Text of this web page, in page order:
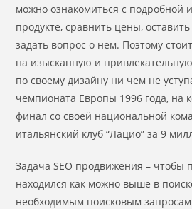
можно ознакомиться с подробной
продукте, сравнить цены,
задать вопрос о нем. Поэтому
на изысканную и
по своему дизайну ни чем не
чемпионата Европы 1996 года, на
финал со своей национальной
итальянский клуб “Лацио” за 9
Задача SEO продвижения – чтобы
находился как можно выше в
необходимым поисковым